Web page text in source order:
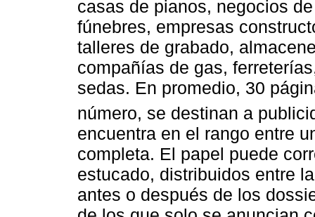
casas de pianos, negocios
fúnebres, empresas
talleres de grabado,
compañías de gas,
sedas. En promedio, 30
número, se destinan a
encuentra en el rango entre
completa. El papel puede
estucado, distribuidos entre
antes o después de los